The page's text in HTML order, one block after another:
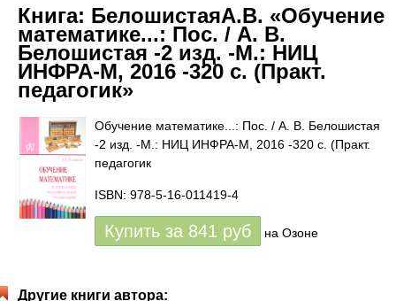
Книга: БелошистаяА.В. «Обучение
математике...: Пос. / А. В.
Белошистая -2 изд. -М.: НИЦ
ИНФРА-М, 2016 -320 с. (Практ.
педагогик»
Обучение математике...: Пос. / А. В. Белошистая
-2 изд. -М.: НИЦ ИНФРА-М, 2016 -320 с. (Практ.
педагогик
ISBN: 978-5-16-011419-4
Купить за 841 руб на Озоне
Другие книги автора: